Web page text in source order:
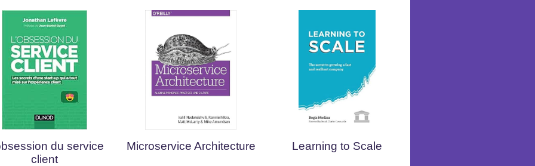
du service
client
Microservice Architecture Learning to Scale